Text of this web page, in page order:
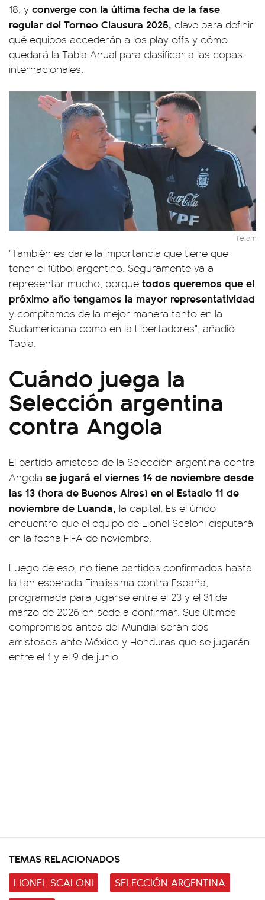
18, y converge con la última fecha de la fase
regular del Torneo Clausura 2025, clave para definir
qué equipos accederán a los play offs y cómo
quedará la Tabla Anual para clasificar a las copas
internacionales.
Télam
"También es darle la importancia que tiene que
tener el fútbol argentino. Seguramente va a
representar mucho, porque todos queremos que el
próximo año tengamos la mayor representatividad
y compitamos de la mejor manera tanto en la
Sudamericana como en la Libertadores", añadió
Tapia.
Cuándo juega la
Selección argentina
contra Angola
El partido amistoso de la Selección argentina contra
Angola se jugará el viernes 14 de noviembre desde
las 13 (hora de Buenos Aires) en el Estadio 11 de
noviembre de Luanda, la capital. Es el único
encuentro que el equipo de Lionel Scaloni disputará
en la fecha FIFA de noviembre.
Luego de eso, no tiene partidos confirmados hasta
la tan esperada Finalissima contra España,
programada para jugarse entre el 23 y el 31 de
marzo de 2026 en sede a confirmar. Sus últimos
compromisos antes del Mundial serán dos
amistosos ante México y Honduras que se jugarán
entre el 1 y el 9 de junio.
TEMAS RELACIONADOS
LIONEL SCALONI
SELECCIÓN ARGENTINA